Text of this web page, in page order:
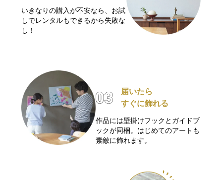
いきなりの購入が不安なら、お試
しでレンタルもできるから失敗な
し！
届いたら
すぐに飾れる
作品には壁掛けフックとガイドブ
ックが同梱。はじめてのアートも
素敵に飾れます。